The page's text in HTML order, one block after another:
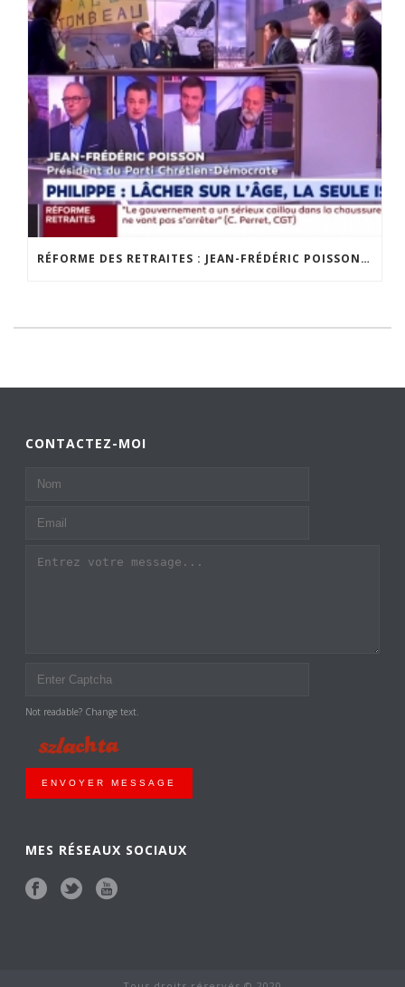
RÉFORME DES RETRAITES : JEAN-FRÉDÉRIC POISSON SUR LCI
CONTACTEZ-MOI
Not readable? Change text.
ENVOYER MESSAGE
MES RÉSEAUX SOCIAUX